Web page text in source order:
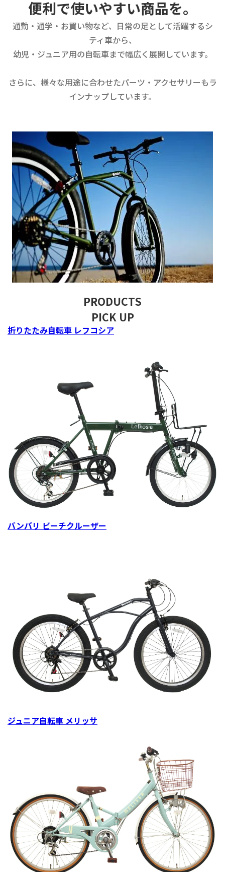
便利で使いやすい商品を。
通勤・通学・お買い物など、日常の足として活躍するシ
ティ車から、
幼児・ジュニア用の自転車まで幅広く展開しています。
さらに、様々な用途に合わせたパーツ・アクセサリーもラ
インナップしています。
PRODUCTS
PICK UP
折りたたみ自転車 レフコシア
バンバリ ビーチクルーザー
ジュニア自転車 メリッサ